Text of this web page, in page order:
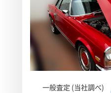
一般査定 (当社調べ)